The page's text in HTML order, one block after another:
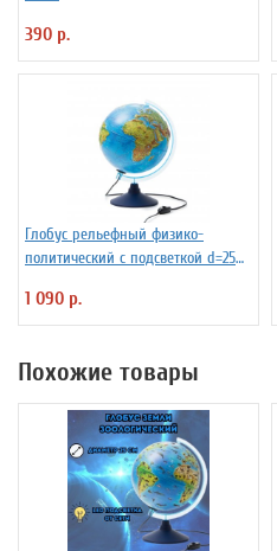
390 р.
Глобус рельефный физико-
политический с подсветкой d=25
1 090 р.
Похожие товары